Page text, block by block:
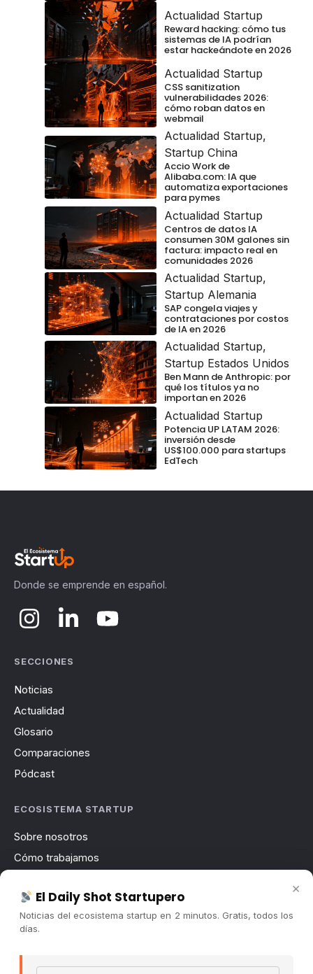
Actualidad Startup
Reward hacking: cómo tus
sistemas de IA podrían
estar hackeándote en 2026
Actualidad Startup
CSS sanitization
vulnerabilidades 2026:
cómo roban datos en
webmail
Actualidad Startup,
Startup China
Accio Work de
Alibaba.com: IA que
automatiza exportaciones
para pymes
Actualidad Startup
Centros de datos IA
consumen 30M galones sin
factura: impacto real en
comunidades 2026
Actualidad Startup,
Startup Alemania
SAP congela viajes y
contrataciones por costos
de IA en 2026
Actualidad Startup,
Startup Estados Unidos
Ben Mann de Anthropic: por
qué los títulos ya no
importan en 2026
Actualidad Startup
Potencia UP LATAM 2026:
inversión desde
US$100.000 para startups
EdTech
Donde se emprende en español.
SECCIONES
Noticias
Actualidad
Glosario
Comparaciones
Pódcast
ECOSISTEMA STARTUP
Sobre nosotros
Cómo trabajamos
Contacto
Publicidad
×
El Daily Shot Startupero
Noticias del ecosistema startup en 2 minutos. Gratis, todos los
días.